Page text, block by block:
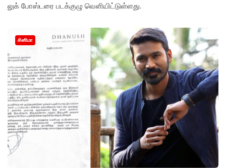
லுக் போஸ்டரை படக்குழு வெளியிட்டுள்ளது.
சினிமா